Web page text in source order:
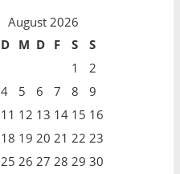
August 2026
D M D F S
S
1
2
4 5 6 7 8
9
11 12 13 14 15 16
18 19 20 21 22 23
25 26 27 28 29 30